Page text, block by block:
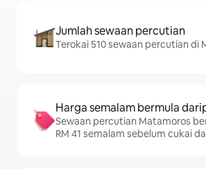
Jumlah sewaan percutian
Terokai 510 sewaan percutian di
Harga semalam bermula
Sewaan percutian Matamoros
RM 41 semalam sebelum cukai